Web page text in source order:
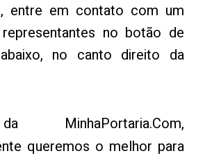
entre em contato com um
no botão de
no canto direito da
queremos o melhor para